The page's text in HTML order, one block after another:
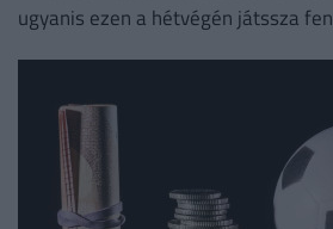
ugyanis ezen a hétvégén játssza